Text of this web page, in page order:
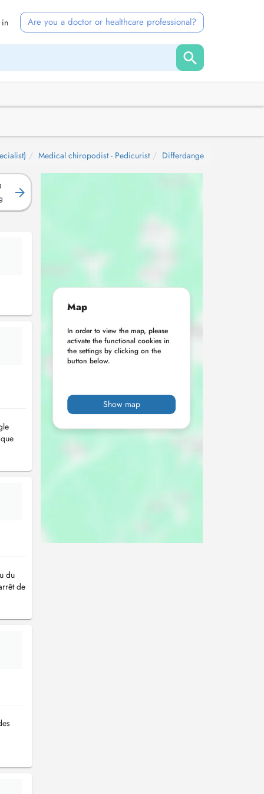
in Are you a doctor or healthcare professional?
Medical chiropodist - Pedicurist Differdange
du
de
Map
In order to view the map, please
activate the functional cookies in
the settings by clicking on the
button below.
Show map